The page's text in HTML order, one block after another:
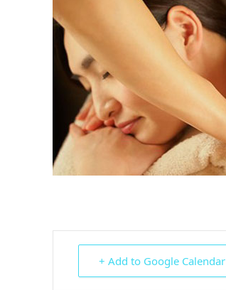
+ Add to Google Calendar